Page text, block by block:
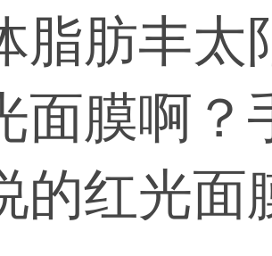
脂肪丰太
面膜啊？
的红光面